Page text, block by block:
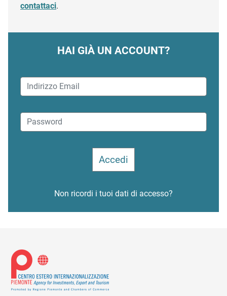
contattaci.
HAI GIÀ UN ACCOUNT?
Non ricordi i tuoi dati di accesso?